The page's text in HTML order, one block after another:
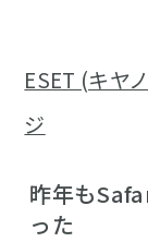
ESET (キヤ
ジ
昨年も
った